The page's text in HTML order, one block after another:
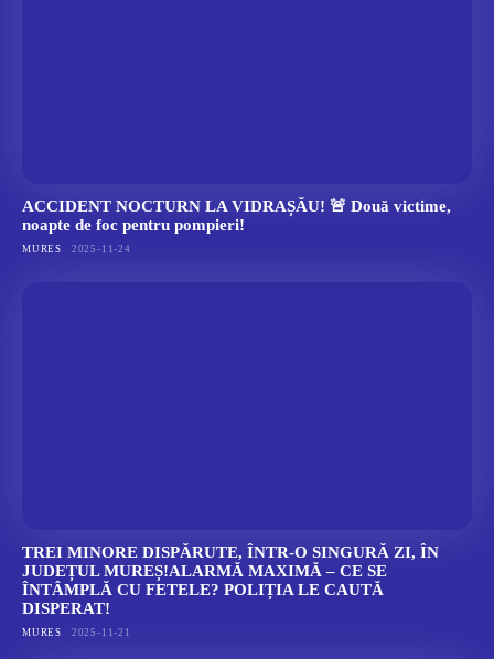
ACCIDENT NOCTURN LA VIDRAȘĂU! 🚨 Două victime,
noapte de foc pentru pompieri!
MURES 2025-11-24
TREI MINORE DISPĂRUTE, ÎNTR-O SINGURĂ ZI, ÎN
JUDEȚUL MUREȘ!ALARMĂ MAXIMĂ – CE SE
ÎNTÂMPLĂ CU FETELE? POLIȚIA LE CAUTĂ
DISPERAT!
MURES 2025-11-21